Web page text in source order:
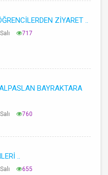
ZİYARET ..
717
BAYRAKTARA
760
..
655